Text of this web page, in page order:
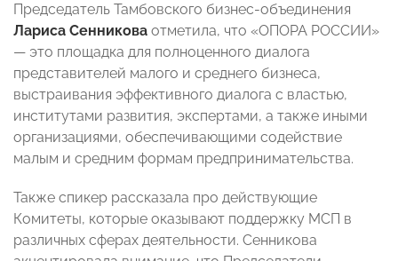
Председатель Тамбовского бизнес-объединения
Лариса Сенникова отметила, что «ОПОРА РОССИИ»
— это площадка для полноценного диалога
представителей малого и среднего бизнеса,
выстраивания эффективного диалога с властью,
институтами развития, экспертами, а также иными
организациями, обеспечивающими содействие
малым и средним формам предпринимательства.
Также спикер рассказала про действующие
Комитеты, которые оказывают поддержку МСП в
различных сферах деятельности. Сенникова